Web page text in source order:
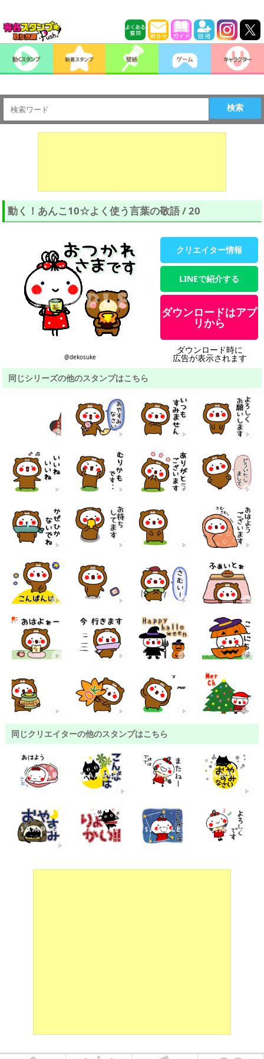
検索
動く！あんこ10☆よく使う言葉の敬語 / 20
@dekosuke
クリエイター情報
LINEで紹介する
ダウンロードはアプ
リから
ダウンロード時に
広告が表示されます
同じシリーズの他のスタンプはこちら
同じクリエイターの他のスタンプはこちら